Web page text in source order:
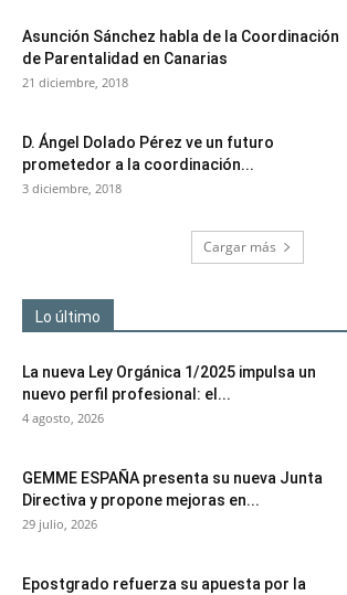
Asunción Sánchez habla de la Coordinación
de Parentalidad en Canarias
21 diciembre, 2018
D. Ángel Dolado Pérez ve un futuro
prometedor a la coordinación...
3 diciembre, 2018
Cargar más
Lo último
La nueva Ley Orgánica 1/2025 impulsa un
nuevo perfil profesional: el...
4 agosto, 2026
GEMME ESPAÑA presenta su nueva Junta
Directiva y propone mejoras en...
29 julio, 2026
Epostgrado refuerza su apuesta por la